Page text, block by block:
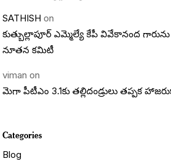
SATHISH on
కుత్బుల్లాపూర్ ఎమ్మెల్యే కేపీ వివేకానంద
నూతన కమిటీ
viman on
మెగా పీటీఎం 3.1కు తల్లిదండ్రులు తప్పక
Categories
Blog